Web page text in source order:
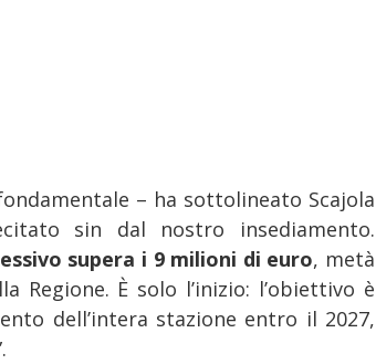
– ha sottolineato Scajola
sin dal nostro insediamento.
supera i 9 milioni di euro, metà
Regione. È solo l’inizio: l’obiettivo è
dell’intera stazione entro il 2027,